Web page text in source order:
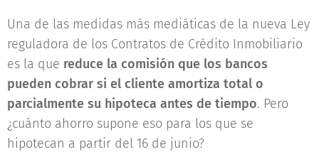
Una de las medidas más mediáticas de la nueva Ley
reguladora de los Contratos de Crédito Inmobiliario
es la que reduce la comisión que los bancos
pueden cobrar si el cliente amortiza total o
parcialmente su hipoteca antes de tiempo. Pero
¿cuánto ahorro supone eso para los que se
hipotecan a partir del 16 de junio?